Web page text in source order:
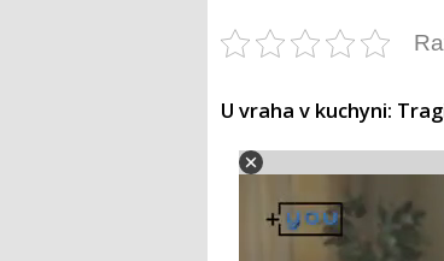
U vraha v kuchyni: